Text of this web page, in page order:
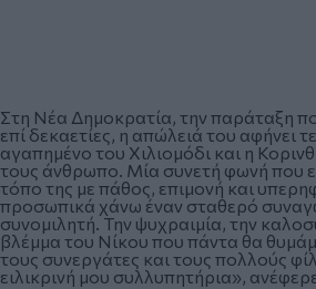
Στη Νέα Δημοκρατία, την παράταξη
επί δεκαετίες, η απώλειά του αφήνει
αγαπημένο του Χιλιομόδι και η
τους άνθρωπο. Μία συνετή φωνή που
τόπο της με πάθος, επιμονή και
προσωπικά χάνω έναν σταθερό
συνομιλητή. Την ψυχραιμία, την
βλέμμα του Νίκου που πάντα θα
τους συνεργάτες και τους πολλούς
ειλικρινή μου συλλυπητήρια»,